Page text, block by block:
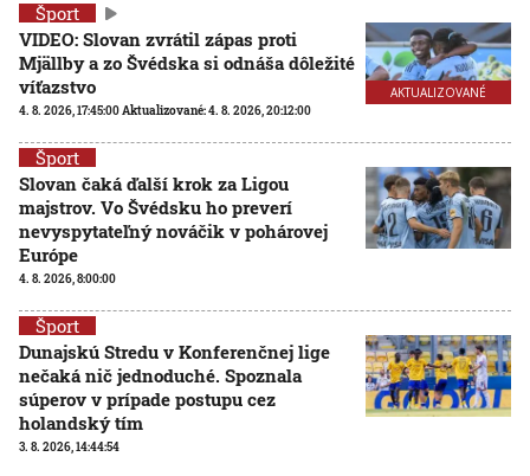
AKTUALIZOVANÉ
Šport
VIDEO: Slovan zvrátil zápas proti
Mjällby a zo Švédska si odnáša dôležité
víťazstvo
4. 8. 2026, 17:45:00Aktualizované:4. 8. 2026, 20:12:00
Šport
Slovan čaká ďalší krok za Ligou
majstrov. Vo Švédsku ho preverí
nevyspytateľný nováčik v pohárovej
Európe
4. 8. 2026, 8:00:00
Šport
Dunajskú Stredu v Konferenčnej lige
nečaká nič jednoduché. Spoznala
súperov v prípade postupu cez
holandský tím
3. 8. 2026, 14:44:54